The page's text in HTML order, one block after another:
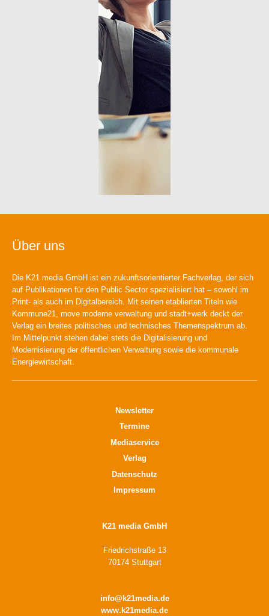
Über uns
Die K21 media GmbH ist ein zukunftsorientierter Fachverlag, der sich
auf Publikationen für den Public Sector spezialisiert hat – sowohl im
Print- als auch im Digitalbereich. Mit seinen etablierten Titeln wie
Kommune21, move moderne verwaltung und stadt+werk deckt der
Verlag ein breites politisches und technisches Themenspektrum ab.
Im Mittelpunkt stehen dabei stets die Digitalisierung und
Modernisierung der öffentlichen Verwaltung sowie die kommunale
Energiewirtschaft.
Newsletter
Termine
Mediaservice
Verlag
Datenschutz
Impressum
K21 media GmbH
Friedrichstraße 13
70174 Stuttgart
info@k21media.de
www.k21media.de